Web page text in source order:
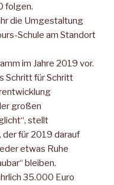
folgen.
die Umgestaltung
Schule am Standort
im Jahre 2019 vor.
Schritt für Schritt
großen
stellt
für 2019 darauf
etwas Ruhe
bleiben.
35.000 Euro